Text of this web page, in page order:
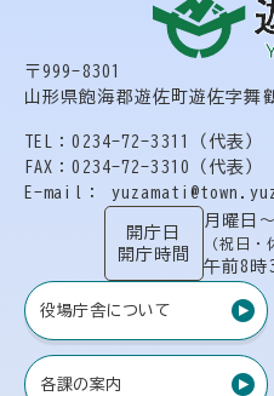
〒999-8301
山形県飽海郡遊佐町遊佐字舞
TEL：0234-72-3311（代表）
FAX：0234-72-3310（代表）
E-mail：
開庁日
開庁時間
月曜日
（祝日・
午前8時
役場庁舎について
各課の案内